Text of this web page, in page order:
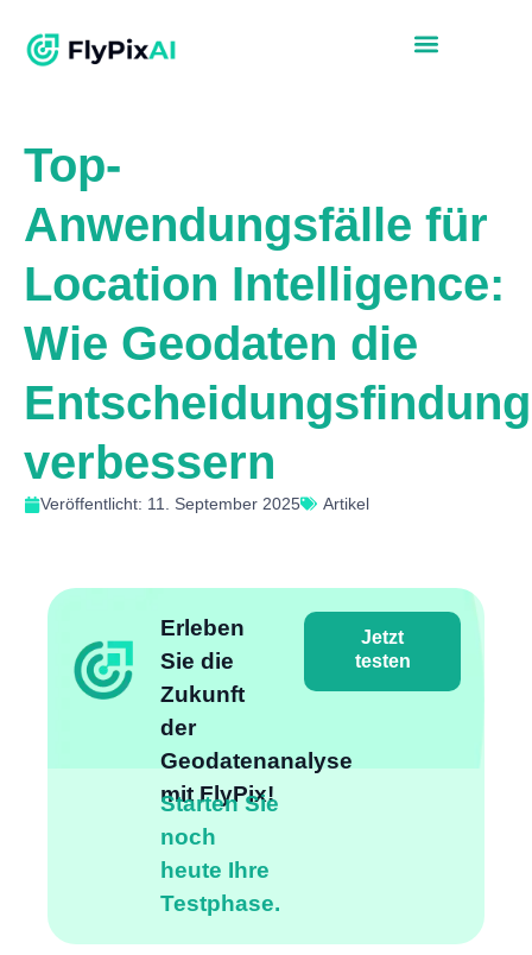
Top-
Anwendungsfälle für
Location Intelligence:
Wie Geodaten die
Entscheidungsfindung
verbessern
Veröffentlicht: 11. September 2025 Artikel
Erleben
Sie die
Zukunft
der
Geodatenanalyse
mit FlyPix!
Starten Sie
noch
heute Ihre
Testphase.
Jetzt
testen